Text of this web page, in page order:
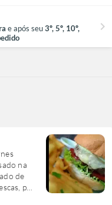
e após seu3º, 5º, 10º,
chevron_right
na
de
pão
e